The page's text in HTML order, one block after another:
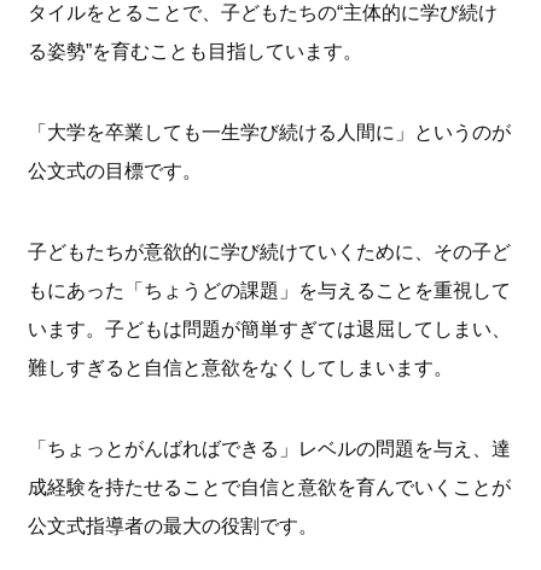
タイルをとることで、子どもたちの“主体的に学び続け
る姿勢”を育むことも目指しています。
「大学を卒業しても一生学び続ける人間に」というのが
公文式の目標です。
子どもたちが意欲的に学び続けていくために、その子ど
もにあった「ちょうどの課題」を与えることを重視して
います。子どもは問題が簡単すぎては退屈してしまい、
難しすぎると自信と意欲をなくしてしまいます。
「ちょっとがんばればできる」レベルの問題を与え、達
成経験を持たせることで自信と意欲を育んでいくことが
公文式指導者の最大の役割です。